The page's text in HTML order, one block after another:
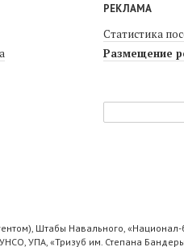
РЕКЛАМА
Статистика
Размещение
Штабы Навального, «Национал-
УПА, «Тризуб им. Степана